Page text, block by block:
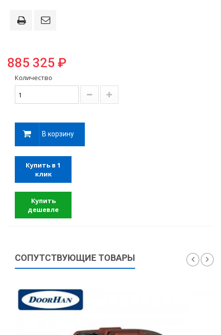
885 325 ₽
Количество
В корзину
Купить в 1
клик
Купить
дешевле
СОПУТСТВУЮЩИЕ ТОВАРЫ